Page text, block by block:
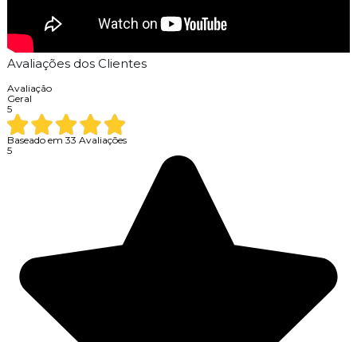
Avaliações dos Clientes
Avaliação
Geral
5
Baseado em 33 Avaliações
5